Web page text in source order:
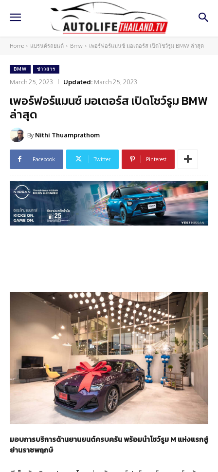
Home แบรนด์รถยนต์ Bmw เพอร์ฟอร์แมนซ์ มอเตอร์ส เปิดโชว์รูม BMW ล่าสุด
BMW ข่าวสาร
March 25, 2023 Updated: March 25, 2023
เพอร์ฟอร์แมนซ์ มอเตอร์ส เปิดโชว์รูม BMW
ล่าสุด
By Nithi Thuamprathom
Facebook Twitter Pinterest
มอบการบริการด้านยานยนต์ครบครัน พร้อมนำโชว์รูม M แห่งแรกสู่
ย่านราชพฤกษ์